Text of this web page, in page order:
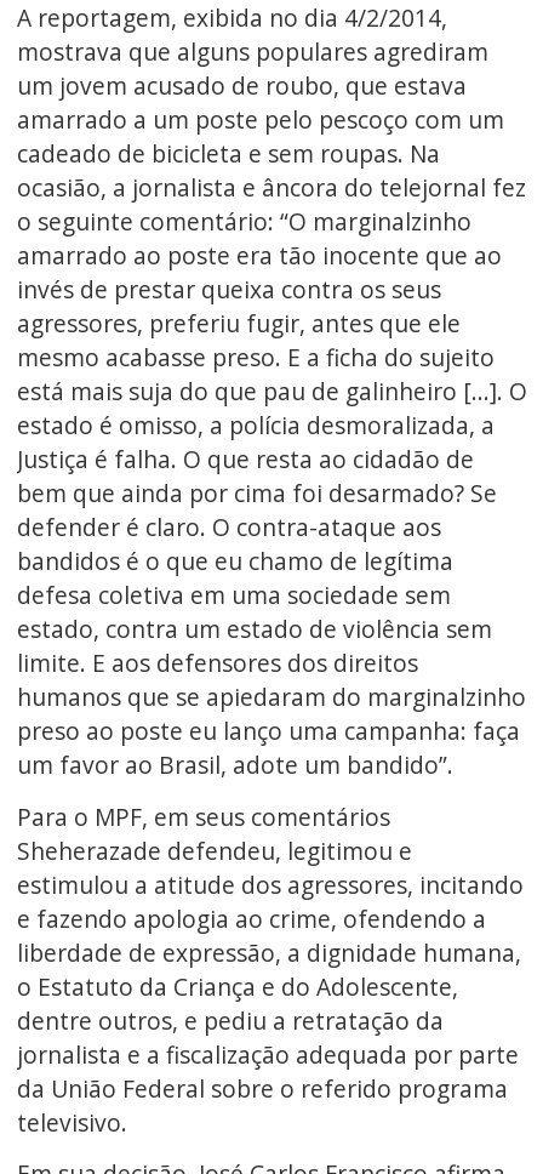
A reportagem, exibida no dia 4/2/2014,
mostrava que alguns populares agrediram
um jovem acusado de roubo, que estava
amarrado a um poste pelo pescoço com um
cadeado de bicicleta e sem roupas. Na
ocasião, a jornalista e âncora do telejornal fez
o seguinte comentário: “O marginalzinho
amarrado ao poste era tão inocente que ao
invés de prestar queixa contra os seus
agressores, preferiu fugir, antes que ele
mesmo acabasse preso. E a ficha do sujeito
está mais suja do que pau de galinheiro [...]. O
estado é omisso, a polícia desmoralizada, a
Justiça é falha. O que resta ao cidadão de
bem que ainda por cima foi desarmado? Se
defender é claro. O contra-ataque aos
bandidos é o que eu chamo de legítima
defesa coletiva em uma sociedade sem
estado, contra um estado de violência sem
limite. E aos defensores dos direitos
humanos que se apiedaram do marginalzinho
preso ao poste eu lanço uma campanha: faça
um favor ao Brasil, adote um bandido”.
Para o MPF, em seus comentários
Sheherazade defendeu, legitimou e
estimulou a atitude dos agressores, incitando
e fazendo apologia ao crime, ofendendo a
liberdade de expressão, a dignidade humana,
o Estatuto da Criança e do Adolescente,
dentre outros, e pediu a retratação da
jornalista e a fiscalização adequada por parte
da União Federal sobre o referido programa
televisivo.